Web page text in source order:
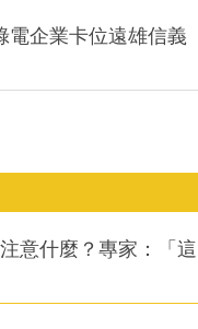
電企業卡位遠雄信義
意什麼？專家：「這